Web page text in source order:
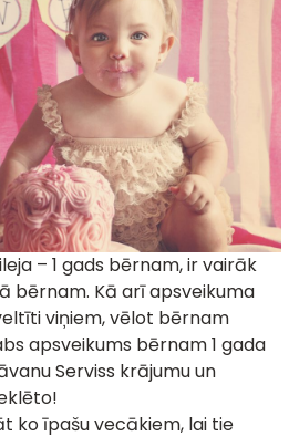
– 1 gads bērnam, ir vairāk
bērnam. Kā arī apsveikuma
viņiem, vēlot bērnam
apsveikums bērnam 1 gada
Serviss krājumu un
ko īpašu vecākiem, lai tie